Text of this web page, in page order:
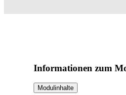
Informationen zum
Modulinhalte